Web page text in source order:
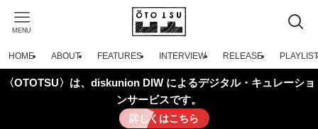
MENU
HOME ABOUT FEATURES INTERVIEW RELEASE PLAYLIST
〈OTOTSU〉は、diskunion DIW によるデジタル・キュレーショ
ンサービスです。
詳しくはこちら